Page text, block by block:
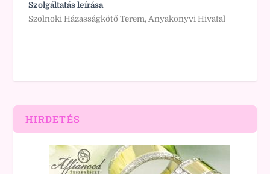
Szolgáltatás leírása
Szolnoki Házasságkötő Terem, Anyakönyvi Hivatal
HIRDETÉS